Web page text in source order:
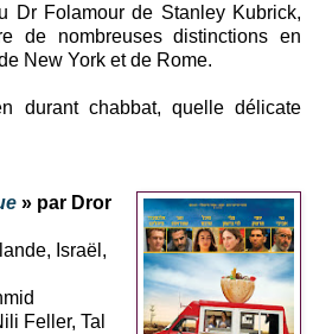
Dr Folamour de Stanley Kubrick,
de nombreuses distinctions en
New York et de Rome.
durant chabbat, quelle délicate
» par Dror
Israël,
Feller, Tal